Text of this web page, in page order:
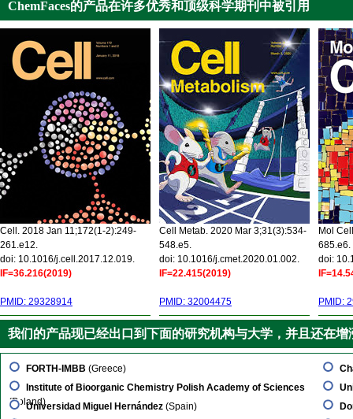
ChemFaces的产品在许多优秀和顶级科学期刊中被引用
Cell. 2018 Jan 11;172(1-2):249-
261.e12.
doi: 10.1016/j.cell.2017.12.019.
IF=36.216(2019)
PMID: 29328914
Cell Metab. 2020 Mar 3;31(3):534-
548.e5.
doi: 10.1016/j.cmet.2020.01.002.
IF=22.415(2019)
PMID: 32004475
Mol
685.e6.
doi:
PMID:
我们的产品现已经出口到下面的研究机构与大学，并且还在增
FORTH-IMBB (Greece)
Institute of Bioorganic Chemistry Polish Academy of Sciences
(Poland)Universidad Miguel Hernández (Spain)